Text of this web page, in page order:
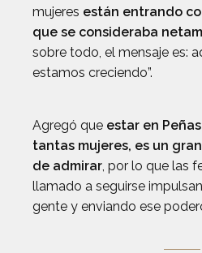
mujeres están entrando
que se consideraba
sobre todo, el mensaje es:
estamos creciendo”.
Agregó que estar en
tantas mujeres, es un
de admirar, por lo que las
llamado a seguirse
gente y enviando ese